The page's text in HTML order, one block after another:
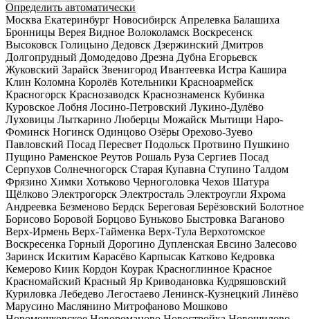
Определить автоматически
Москва Екатеринбург Новосибирск Апрелевка Балашиха
Бронницы Верея Видное Волоколамск Воскресенск
Высоковск Голицыно Дедовск Дзержинский Дмитров
Долгопрудный Домодедово Дрезна Дубна Егорьевск
Жуковский Зарайск Звенигород Ивантеевка Истра Кашира
Клин Коломна Королёв Котельники Красноармейск
Красногорск Краснозаводск Краснознаменск Кубинка
Куровское Лобня Лосино-Петровский Лукино-Дулёво
Луховицы Лыткарино Люберцы Можайск Мытищи Наро-
Фоминск Ногинск Одинцово Озёры Орехово-Зуево
Павловский Посад Пересвет Подольск Протвино Пушкино
Пущино Раменское Реутов Рошаль Руза Сергиев Посад
Серпухов Солнечногорск Старая Купавна Ступино Талдом
Фрязино Химки Хотьково Черноголовка Чехов Шатура
Щёлково Электрогорск Электросталь Электроугли Яхрома
Андреевка Безменово Бердск Береговая Берёзовский Болотное
Борисово Боровой Борцово Буньково Быстровка Ваганово
Верх-Ирмень Верх-Тайменка Верх-Тула Верхотомское
Воскресенка Горный Дорогино Дупленская Евсино Залесово
Заринск Искитим Карасёво Карпысак Катково Кедровка
Кемерово Киик Кордон Коурак Красноглинное Красное
Красномайский Красный Яр Криводановка Кудряшовский
Куриловка Лебедево Легостаево Ленинск-Кузнецкий Линёво
Марусино Маслянино Митрофаново Мошково